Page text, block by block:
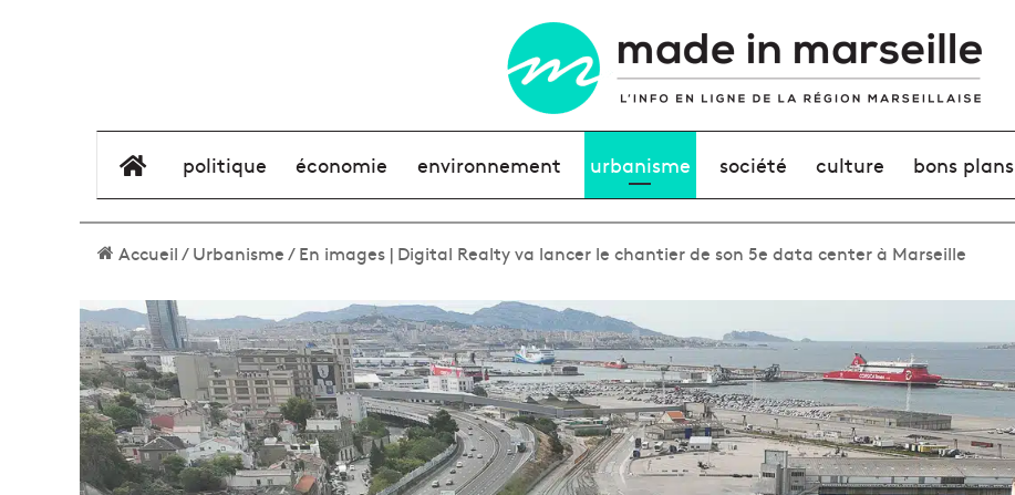
élément de menu
politique économie environnement urbanisme société culture bons plans
Accueil/Urbanisme/En images | Digital Realty va lancer le chantier de son 5e data center à Marseille